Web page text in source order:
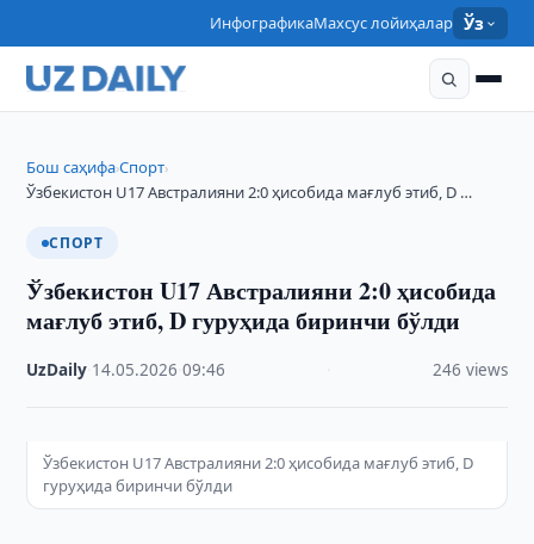
ИнфографикаМахсус лойиҳалар Ўз
Бош саҳифа›Спорт›
Ўзбекистон U17 Австралияни 2:0 ҳисобида мағлуб этиб, D …
СПОРТ
Ўзбекистон U17 Австралияни 2:0 ҳисобида
мағлуб этиб, D гуруҳида биринчи бўлди
UzDaily 14.05.2026 ·09:46 246 views
Ўзбекистон U17 Австралияни 2:0 ҳисобида мағлуб этиб, D
гуруҳида биринчи бўлди